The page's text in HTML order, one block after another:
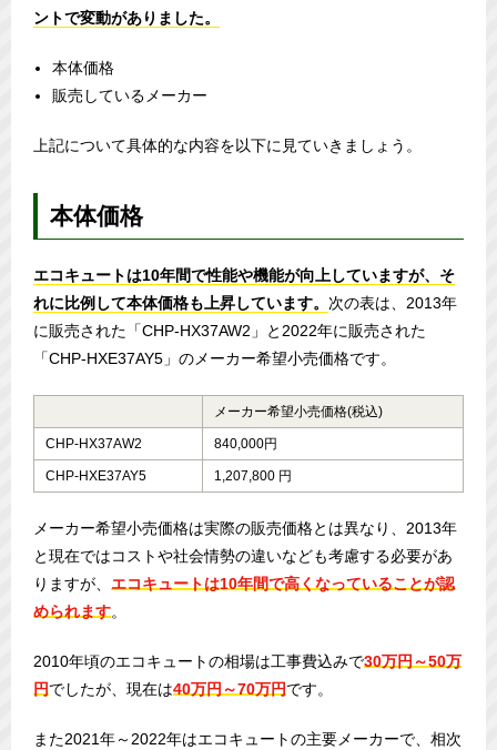
ントで変動がありました。
本体価格
販売しているメーカー
上記について具体的な内容を以下に見ていきましょう。
本体価格
エコキュートは10年間で性能や機能が向上していますが、そ
れに比例して本体価格も上昇しています。 次の表は、2013年
に販売された「CHP-HX37AW2」と2022年に販売された
「CHP-HXE37AY5」のメーカー希望小売価格です。
メーカー希望小売価格(税込)
CHP-HX37AW2 840,000円
CHP-HXE37AY5 1,207,800 円
メーカー希望小売価格は実際の販売価格とは異なり、2013年
と現在ではコストや社会情勢の違いなども考慮する必要があ
りますが、 エコキュートは10年間で高くなっていることが認
められます。
2010年頃のエコキュートの相場は工事費込みで30万円～50万
円でしたが、現在は40万円～70万円です。
また2021年～2022年はエコキュートの主要メーカーで、相次